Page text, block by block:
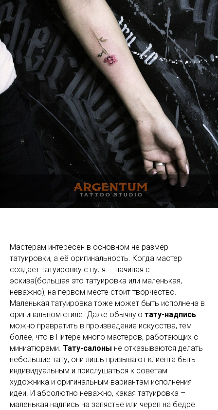
Мастерам интересен в основном не размер
татуировки, а её оригинальность. Когда мастер
создает татуировку с нуля — начиная с
эскиза(большая это татуировка или маленькая,
неважно), на первом месте стоит творчество.
Маленькая татуировка тоже может быть исполнена в
оригинальном стиле. Даже обычную тату-надпись
можно превратить в произведение искусства, тем
более, что в Питере много мастеров, работающих с
миниатюрами. Тату-салоны не отказываются делать
небольшие тату, они лишь призывают клиента быть
индивидуальным и прислушаться к советам
художника и оригинальным вариантам исполнения
идеи. И абсолютно неважно, какая татуировка –
маленькая надпись на запястье или череп на бедре.